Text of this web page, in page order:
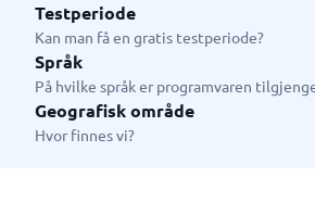
Testperiode
Kan man få en gratis testperiode?
Språk
På hvilke språk er programvaren
Geografisk område
Hvor finnes vi?